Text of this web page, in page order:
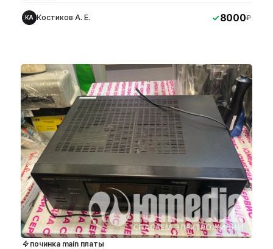
КА Костиков А. Е. 8000₽
починка main платы